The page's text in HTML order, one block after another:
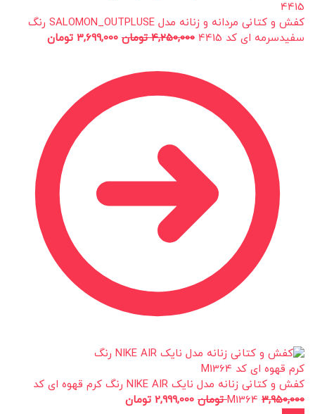
کفش و کتانی مردانه و زنانه مدل SALOMON_OUTPLUSE رنگ
سفیدسرمه ای کد 4415
4,250,000 تومان 3,699,000 تومان
کفش و کتانی زنانه مدل نایک NIKE AIR رنگ کرم قهوه ای کد
M1364 3,950,000 تومان 2,999,000 تومان